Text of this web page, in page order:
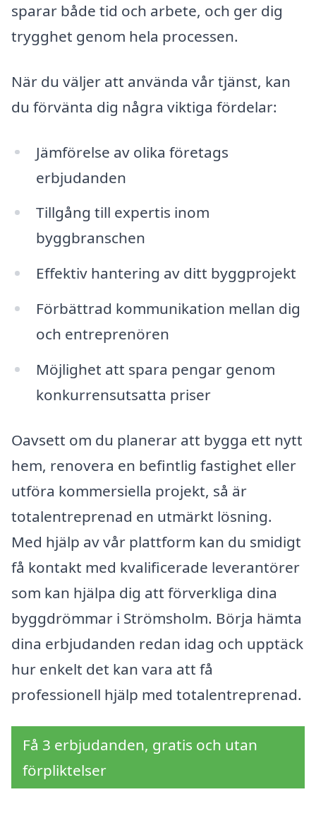
sparar både tid och arbete, och ger dig
trygghet genom hela processen.
När du väljer att använda vår tjänst, kan
du förvänta dig några viktiga fördelar:
Jämförelse av olika företags
erbjudanden
Tillgång till expertis inom
byggbranschen
Effektiv hantering av ditt byggprojekt
Förbättrad kommunikation mellan dig
och entreprenören
Möjlighet att spara pengar genom
konkurrensutsatta priser
Oavsett om du planerar att bygga ett nytt
hem, renovera en befintlig fastighet eller
utföra kommersiella projekt, så är
totalentreprenad en utmärkt lösning.
Med hjälp av vår plattform kan du smidigt
få kontakt med kvalificerade leverantörer
som kan hjälpa dig att förverkliga dina
byggdrömmar i Strömsholm. Börja hämta
dina erbjudanden redan idag och upptäck
hur enkelt det kan vara att få
professionell hjälp med totalentreprenad.
Få 3 erbjudanden, gratis och utan
förpliktelser